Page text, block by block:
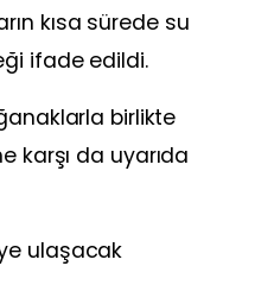
kısa sürede su
ifade edildi.
birlikte
karşı da uyarıda
ulaşacak